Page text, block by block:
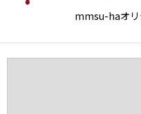
mmsu-haオリ